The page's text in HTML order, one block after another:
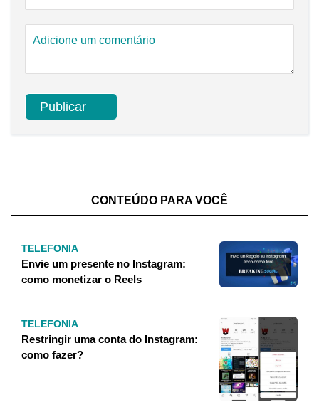
CONTEÚDO PARA VOCÊ
TELEFONIA
Envie um presente no Instagram:
como monetizar o Reels
TELEFONIA
Restringir uma conta do Instagram:
como fazer?